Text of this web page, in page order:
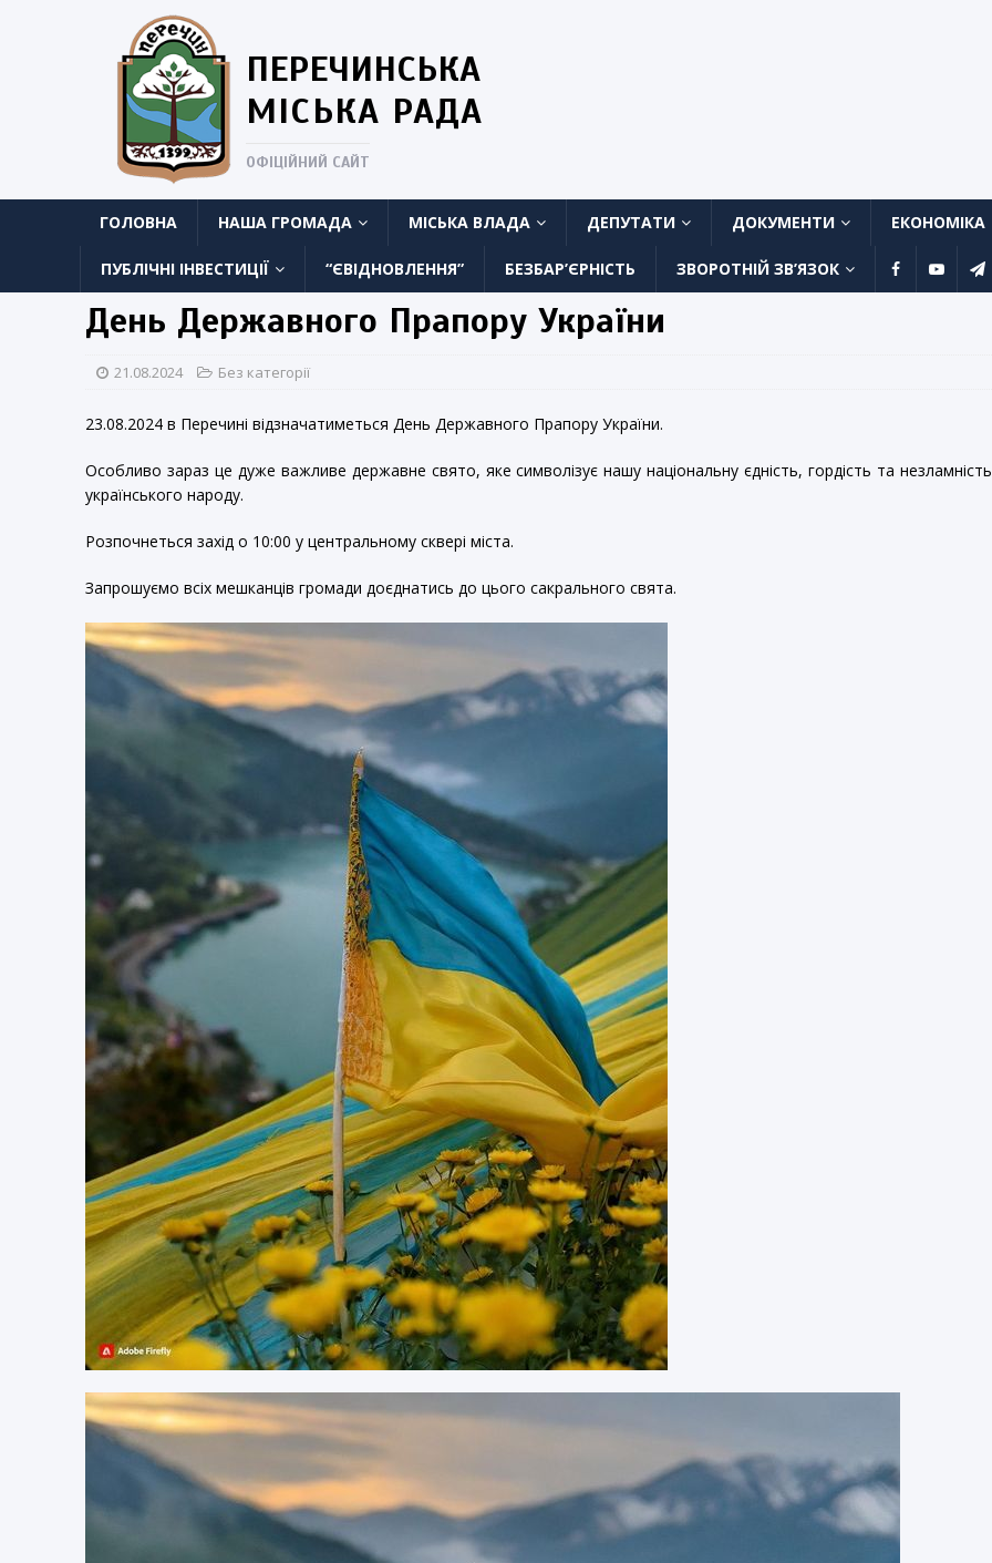
ПЕРЕЧИНСЬКА
МІСЬКА РАДА
ОФІЦІЙНИЙ САЙТ
ГОЛОВНА НАША ГРОМАДА МІСЬКА ВЛАДА ДЕПУТАТИ ДОКУМЕНТИ ЕКОНОМІКА
ПУБЛІЧНІ ІНВЕСТИЦІЇ “ЄВІДНОВЛЕННЯ” БЕЗБАР’ЄРНІСТЬ ЗВОРОТНІЙ ЗВ’ЯЗОК
День Державного Прапору України
21.08.2024 Без категорії
23.08.2024 в Перечині відзначатиметься День Державного Прапору України.
Особливо зараз це дуже важливе державне свято, яке символізує нашу національну єдність, гордість та незламність
українського народу.
Розпочнеться захід о 10:00 у центральному сквері міста.
Запрошуємо всіх мешканців громади доєднатись до цього сакрального свята.